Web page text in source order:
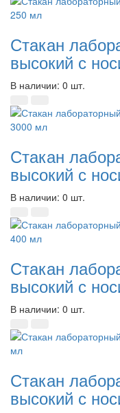
Стакан
высокий с
В наличии: 0 шт.
Стакан
высокий с
В наличии: 0 шт.
Стакан
высокий с
В наличии: 0 шт.
Стакан
высокий с